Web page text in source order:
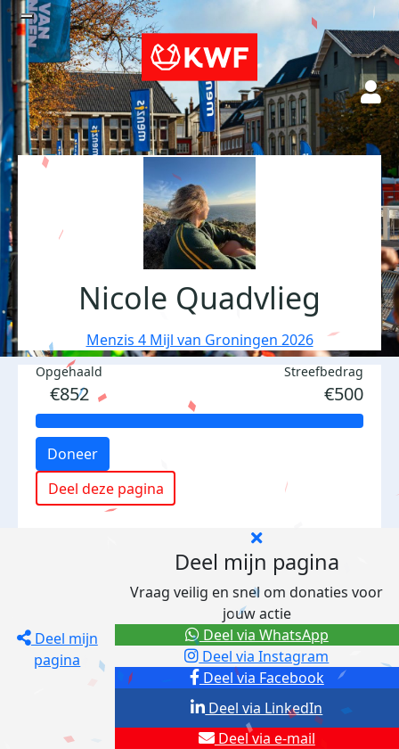
Nicole Quadvlieg
Menzis 4 Mijl van Groningen 2026
Opgehaald
€852
Streefbedrag
€500
Doneer
Deel deze pagina
Deel mijn
pagina
Deel mijn pagina
Vraag veilig en snel om donaties voor
jouw actie
Deel via Facebook
Deel via Instagram
Deel via e-mail
Deel via LinkedIn
Deel via WhatsApp